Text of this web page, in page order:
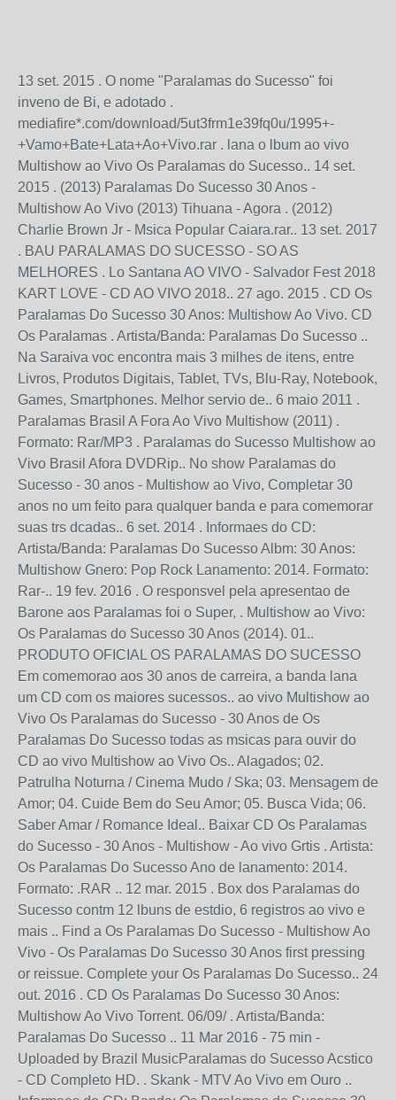
13 set. 2015 . O nome "Paralamas do Sucesso" foi
inveno de Bi, e adotado .
mediafire*.com/download/5ut3frm1e39fq0u/1995+-
+Vamo+Bate+Lata+Ao+Vivo.rar . lana o lbum ao vivo
Multishow ao Vivo Os Paralamas do Sucesso.. 14 set.
2015 . (2013) Paralamas Do Sucesso 30 Anos -
Multishow Ao Vivo (2013) Tihuana - Agora . (2012)
Charlie Brown Jr - Msica Popular Caiara.rar.. 13 set. 2017
. BAU PARALAMAS DO SUCESSO - SO AS
MELHORES . Lo Santana AO VIVO - Salvador Fest 2018
KART LOVE - CD AO VIVO 2018.. 27 ago. 2015 . CD Os
Paralamas Do Sucesso 30 Anos: Multishow Ao Vivo. CD
Os Paralamas . Artista/Banda: Paralamas Do Sucesso ..
Na Saraiva voc encontra mais 3 milhes de itens, entre
Livros, Produtos Digitais, Tablet, TVs, Blu-Ray, Notebook,
Games, Smartphones. Melhor servio de.. 6 maio 2011 .
Paralamas Brasil A Fora Ao Vivo Multishow (2011) .
Formato: Rar/MP3 . Paralamas do Sucesso Multishow ao
Vivo Brasil Afora DVDRip.. No show Paralamas do
Sucesso - 30 anos - Multishow ao Vivo, Completar 30
anos no um feito para qualquer banda e para comemorar
suas trs dcadas.. 6 set. 2014 . Informaes do CD:
Artista/Banda: Paralamas Do Sucesso Albm: 30 Anos:
Multishow Gnero: Pop Rock Lanamento: 2014. Formato:
Rar-.. 19 fev. 2016 . O responsvel pela apresentao de
Barone aos Paralamas foi o Super, . Multishow ao Vivo:
Os Paralamas do Sucesso 30 Anos (2014). 01..
PRODUTO OFICIAL OS PARALAMAS DO SUCESSO
Em comemorao aos 30 anos de carreira, a banda lana
um CD com os maiores sucessos.. ao vivo Multishow ao
Vivo Os Paralamas do Sucesso - 30 Anos de Os
Paralamas Do Sucesso todas as msicas para ouvir do
CD ao vivo Multishow ao Vivo Os.. Alagados; 02.
Patrulha Noturna / Cinema Mudo / Ska; 03. Mensagem de
Amor; 04. Cuide Bem do Seu Amor; 05. Busca Vida; 06.
Saber Amar / Romance Ideal.. Baixar CD Os Paralamas
do Sucesso - 30 Anos - Multishow - Ao vivo Grtis . Artista:
Os Paralamas Do Sucesso Ano de lanamento: 2014.
Formato: .RAR .. 12 mar. 2015 . Box dos Paralamas do
Sucesso contm 12 lbuns de estdio, 6 registros ao vivo e
mais .. Find a Os Paralamas Do Sucesso - Multishow Ao
Vivo - Os Paralamas Do Sucesso 30 Anos first pressing
or reissue. Complete your Os Paralamas Do Sucesso.. 24
out. 2016 . CD Os Paralamas Do Sucesso 30 Anos:
Multishow Ao Vivo Torrent. 06/09/ . Artista/Banda:
Paralamas Do Sucesso .. 11 Mar 2016 - 75 min -
Uploaded by Brazil MusicParalamas do Sucesso Acstico
- CD Completo HD. . Skank - MTV Ao Vivo em Ouro ..